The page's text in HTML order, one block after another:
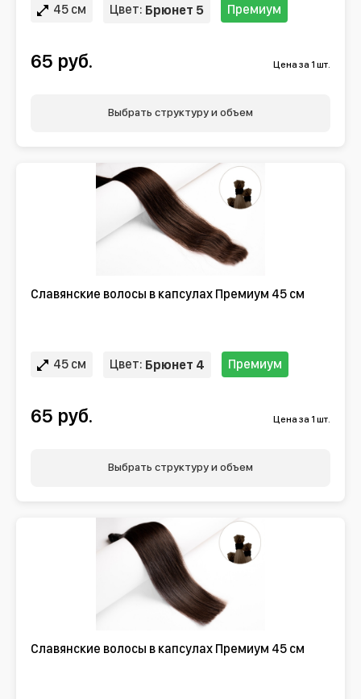
45 см Цвет: Брюнет 5 Премиум
65 руб. Цена за 1 шт.
Выбрать структуру и объем
Славянские волосы в капсулах Премиум 45 см
45 см Цвет: Брюнет 4 Премиум
65 руб. Цена за 1 шт.
Выбрать структуру и объем
Славянские волосы в капсулах Премиум 45 см